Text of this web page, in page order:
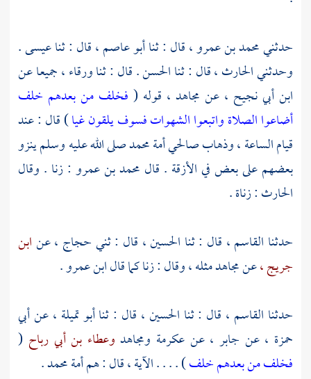
حدثنيمحمد بن عمرو ،قال : ثناأبو عاصم ،قال : ثنا عيسى .
وحدثنيالحارث ،قال : ثناالحسن. قال : ثناورقاء ،جميعا عن
ابن أبي نجيح ،عن مجاهد ، قوله ( فخلف من بعدهم خلف
أضاعوا الصلاة واتبعوا الشهوات فسوف يلقون غيا) قال : عند
قيام الساعة ، وذهاب صالحي أمة محمد صلى الله عليه وسلم ينزو
بعضهم على بعض في الأزقة . قال محمد بن عمرو : زنا . وقال
الحارث : زناة .
حدثنا القاسم ، قال : ثنا الحسين ، قال : ثنيحجاج ،عنابن
جريج ،عنمجاهدمثله ، وقال : زنا كما قالابن عمرو.
حدثنا القاسم ، قال : ثنا الحسين ، قال : ثناأبو تميلة ،عنأبي
حمزة ،عن جابر ،عن عكرمة ومجاهد وعطاء بن أبي رباح (
فخلف من بعدهم خلف) . . . . الآية ، قال : هم أمة محمد .